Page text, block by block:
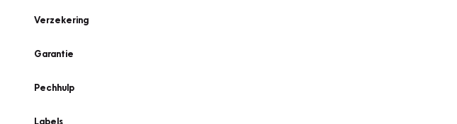
Verzekering
Garantie
Pechhulp
Labels